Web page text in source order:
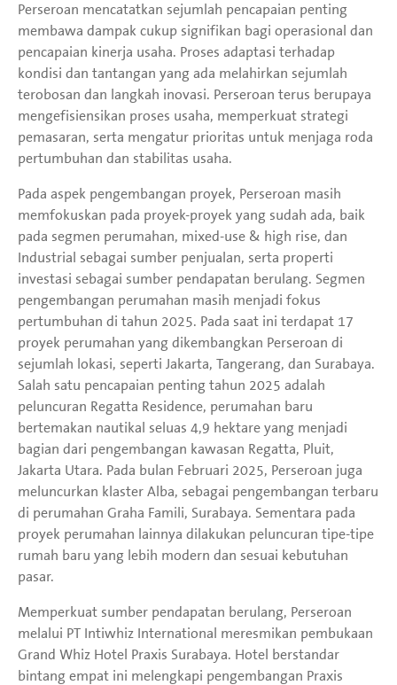
Perseroan mencatatkan sejumlah pencapaian penting
membawa dampak cukup signifikan bagi operasional dan
pencapaian kinerja usaha. Proses adaptasi terhadap
kondisi dan tantangan yang ada melahirkan sejumlah
terobosan dan langkah inovasi. Perseroan terus berupaya
mengefisiensikan proses usaha, memperkuat strategi
pemasaran, serta mengatur prioritas untuk menjaga roda
pertumbuhan dan stabilitas usaha.
Pada aspek pengembangan proyek, Perseroan masih
memfokuskan pada proyek-proyek yang sudah ada, baik
pada segmen perumahan, mixed-use & high rise, dan
Industrial sebagai sumber penjualan, serta properti
investasi sebagai sumber pendapatan berulang. Segmen
pengembangan perumahan masih menjadi fokus
pertumbuhan di tahun 2025. Pada saat ini terdapat 17
proyek perumahan yang dikembangkan Perseroan di
sejumlah lokasi, seperti Jakarta, Tangerang, dan Surabaya.
Salah satu pencapaian penting tahun 2025 adalah
peluncuran Regatta Residence, perumahan baru
bertemakan nautikal seluas 4,9 hektare yang menjadi
bagian dari pengembangan kawasan Regatta, Pluit,
Jakarta Utara. Pada bulan Februari 2025, Perseroan juga
meluncurkan klaster Alba, sebagai pengembangan terbaru
di perumahan Graha Famili, Surabaya. Sementara pada
proyek perumahan lainnya dilakukan peluncuran tipe-tipe
rumah baru yang lebih modern dan sesuai kebutuhan
pasar.
Memperkuat sumber pendapatan berulang, Perseroan
melalui PT Intiwhiz International meresmikan pembukaan
Grand Whiz Hotel Praxis Surabaya. Hotel berstandar
bintang empat ini melengkapi pengembangan Praxis